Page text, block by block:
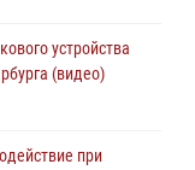
устройства
(видео)
при